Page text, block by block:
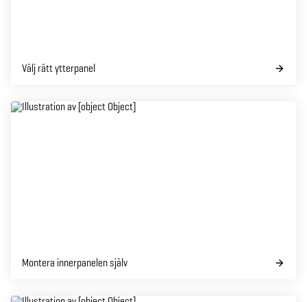
Välj rätt ytterpanel
Montera innerpanelen själv